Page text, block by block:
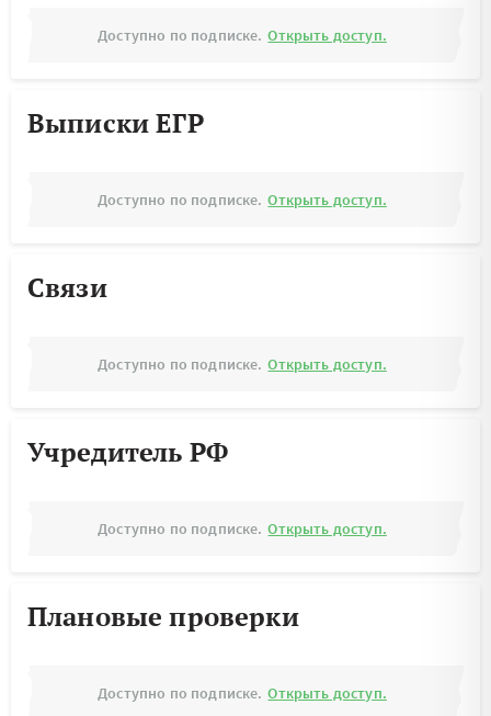
Доступно по подписке. Открыть доступ.
Выписки ЕГР
Доступно по подписке. Открыть доступ.
Связи
Доступно по подписке. Открыть доступ.
Учредитель РФ
Доступно по подписке. Открыть доступ.
Плановые проверки
Доступно по подписке. Открыть доступ.